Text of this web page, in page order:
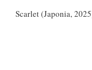
Scarlet (Japonia,